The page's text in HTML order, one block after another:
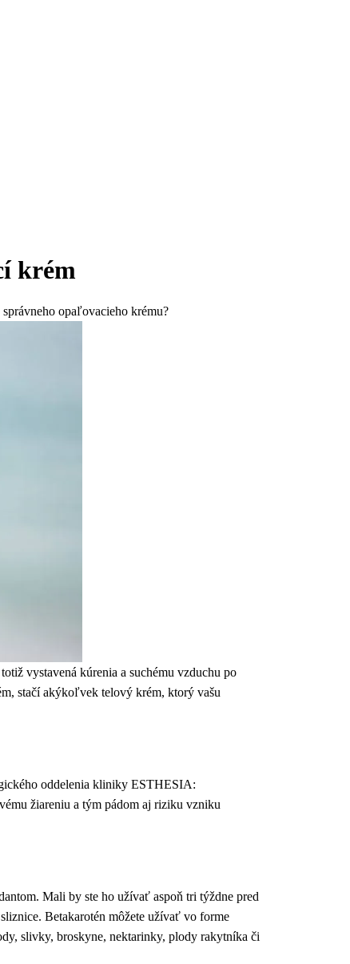
krém
opaľovacieho krému?
vystavená kúrenia a suchému vzduchu po
stačí akýkoľvek telový krém, ktorý vašu
oddelenia kliniky ESTHESIA:
žiareniu a tým pádom aj riziku vzniku
Mali by ste ho užívať aspoň tri týždne pred
Betakarotén môžete užívať vo forme
slivky, broskyne, nektarinky, plody rakytníka či